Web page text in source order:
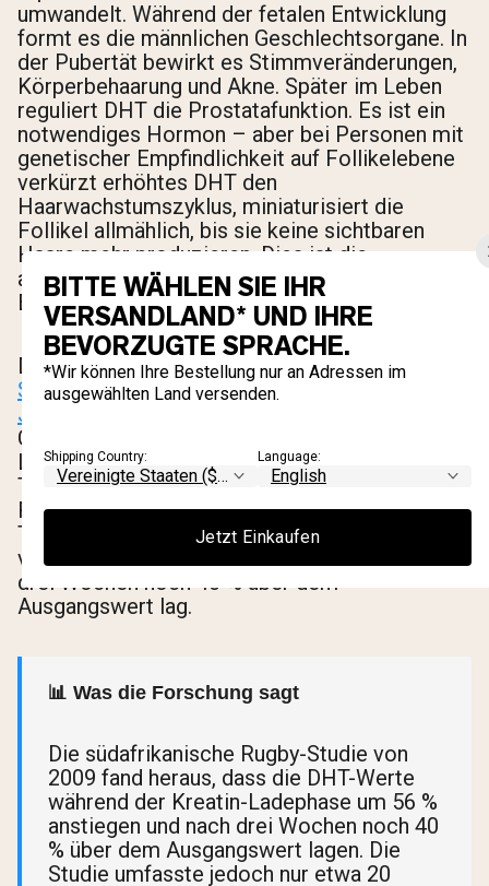
umwandelt. Während der fetalen Entwicklung
formt es die männlichen Geschlechtsorgane. In
der Pubertät bewirkt es Stimmveränderungen,
Körperbehaarung und Akne. Später im Leben
reguliert DHT die Prostatafunktion. Es ist ein
notwendiges Hormon – aber bei Personen mit
genetischer Empfindlichkeit auf Follikelebene
verkürzt erhöhtes DHT den
Haarwachstumszyklus, miniaturisiert die
Follikel allmählich, bis sie keine sichtbaren
Haare mehr produzieren. Dies ist die
androgenetische Alopezie, der medizinische
Begriff für männlichen Haarausfall.
Die Verbindung zu Kreatin geht zurück auf eine
Studie von 2009, veröffentlicht im Clinical
Journal of Sport Medicine
College-Rugbyspieler durchliefen eine Kreatin-
Ladephase mit 25 Gramm pro Tag für sieben
Tage, gefolgt von einer Erhaltungsphase. Die
Forscher maßen die DHT-Werte an Tag 7 und
Tag 21. Die Ergebnisse zeigten einen Anstieg
von 56 % während der Ladewoche, der nach
drei Wochen noch 40 % über dem
Ausgangswert lag.
📊 Was die Forschung sagt
Die südafrikanische Rugby-Studie von
2009 fand heraus, dass die DHT-Werte
während der Kreatin-Ladephase um 56 %
anstiegen und nach drei Wochen noch 40
% über dem Ausgangswert lagen. Die
Studie umfasste jedoch nur etwa 20
BITTE WÄHLEN SIE IHR
VERSANDLAND* UND IHRE
BEVORZUGTE SPRACHE.
*Wir können Ihre Bestellung nur an Adressen im
ausgewählten Land versenden.
Shipping Country: Language:
Jetzt Einkaufen